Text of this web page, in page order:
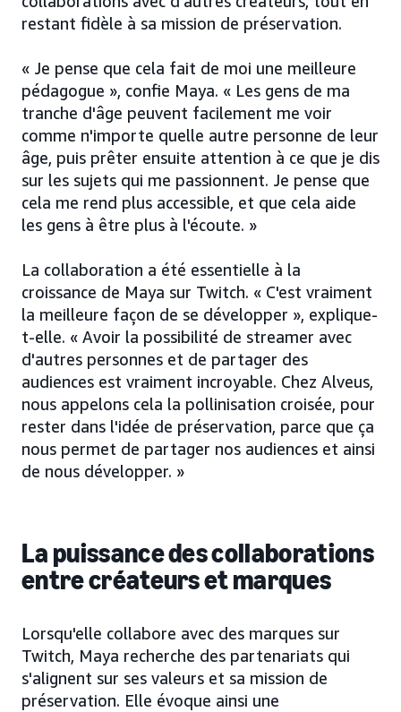
restant fidèle à sa mission de préservation.
« Je pense que cela fait de moi une meilleure
pédagogue », confie Maya. « Les gens de ma
tranche d'âge peuvent facilement me voir
comme n'importe quelle autre personne de leur
âge, puis prêter ensuite attention à ce que je dis
sur les sujets qui me passionnent. Je pense que
cela me rend plus accessible, et que cela aide
les gens à être plus à l'écoute. »
La collaboration a été essentielle à la
croissance de Maya sur Twitch. « C'est vraiment
la meilleure façon de se développer », explique-
t-elle. « Avoir la possibilité de streamer avec
d'autres personnes et de partager des
audiences est vraiment incroyable. Chez Alveus,
nous appelons cela la pollinisation croisée, pour
rester dans l'idée de préservation, parce que ça
nous permet de partager nos audiences et ainsi
de nous développer. »
La puissance des collaborations
entre créateurs et marques
Lorsqu'elle collabore avec des marques sur
Twitch, Maya recherche des partenariats qui
s'alignent sur ses valeurs et sa mission de
préservation. Elle évoque ainsi une